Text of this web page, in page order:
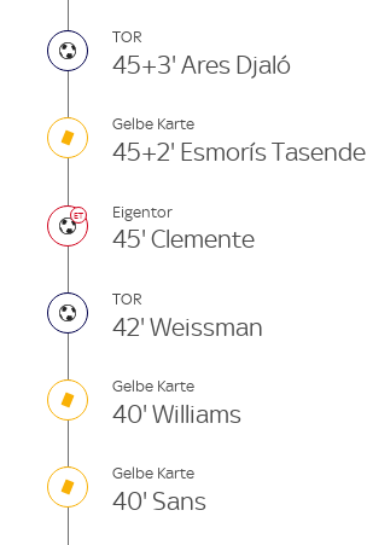
TOR
45+3' Ares Djaló
Gelbe Karte
45+2' Esmorís Tasende
Eigentor
45' Clemente
TOR
42' Weissman
Gelbe Karte
40' Williams
Gelbe Karte
40' Sans